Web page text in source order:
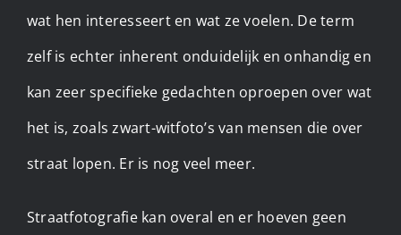
wat hen interesseert en wat ze voelen. De term
zelf is echter inherent onduidelijk en onhandig en
kan zeer specifieke gedachten oproepen over wat
het is, zoals zwart-witfoto’s van mensen die over
straat lopen. Er is nog veel meer.
Straatfotografie kan overal en er hoeven geen